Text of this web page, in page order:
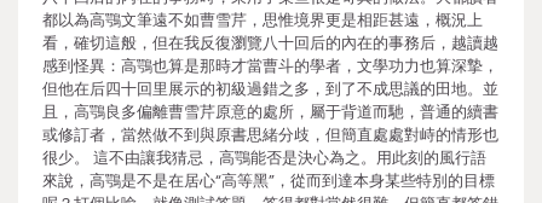
都以為高鶚文筆遠不如曹雪芹，思惟境界更是相距甚遠，概況上
看，確切這般，但在我反復瀏覽八十回后的內在的事務后，越讀越
感到怪異：高鶚也算是那時才當曹斗的學者，文學功力也算深摯，
但他在后四十回里展示的初級過錯之多，到了不成思議的田地。並
且，高鶚良多偏離曹雪芹原意的處所，屬于背道而馳，普通的續書
或修訂者，當然做不到與原書思緒分歧，但簡直處處對峙的情形也
很少。 這不由讓我猜忌，高鶚能否是決心為之。用此刻的風行語
來說，高鶚是不是在居心“高等黑”，從而到達本身某些特別的目標